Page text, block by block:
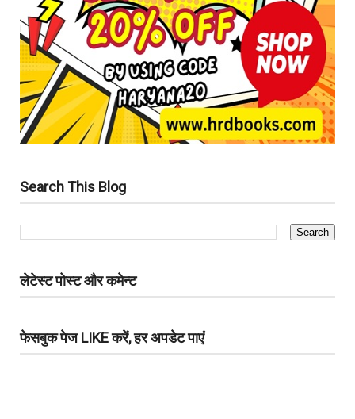
Search This Blog
लेटेस्ट पोस्ट और कमेन्ट
फेसबुक पेज LIKE करें, हर अपडेट पाएं